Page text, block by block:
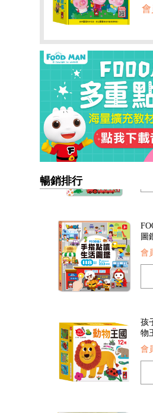
會
暢銷排行
會
會
FOOD超人繽紛泡泡槍
會員價:$205